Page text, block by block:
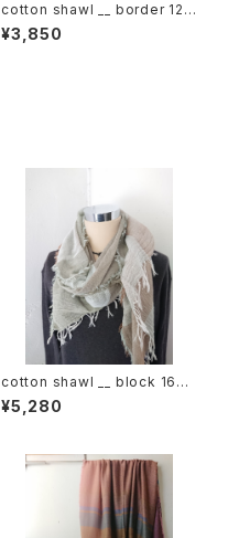
cotton shawl __ border 120
桜花w
¥3,850
cotton shawl __ block 160
裏葉w
¥5,280